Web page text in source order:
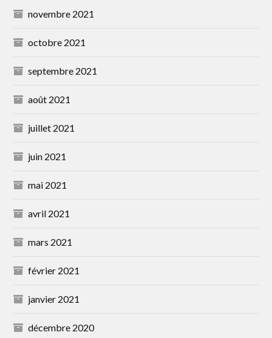
novembre 2021
octobre 2021
septembre 2021
août 2021
juillet 2021
juin 2021
mai 2021
avril 2021
mars 2021
février 2021
janvier 2021
décembre 2020